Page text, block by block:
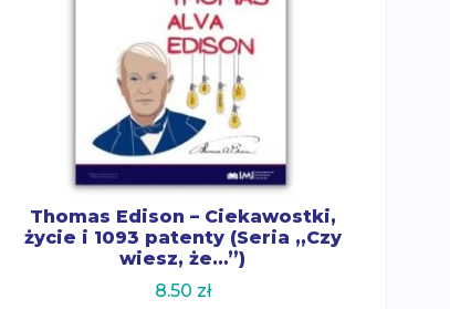
Thomas Edison – Ciekawostki,
życie i 1093 patenty (Seria „Czy
wiesz, że…”)
8.50 zł